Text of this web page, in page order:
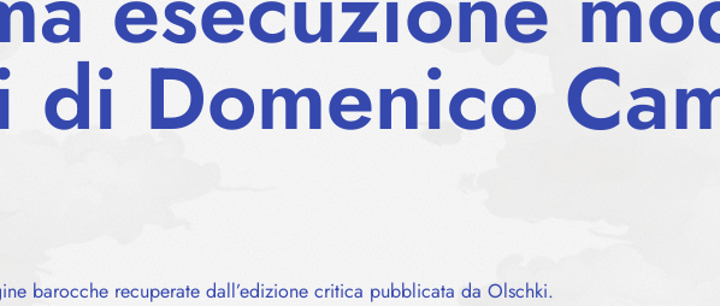
Domenico
barocche recuperate dall’edizione critica pubblicata da Olschki.